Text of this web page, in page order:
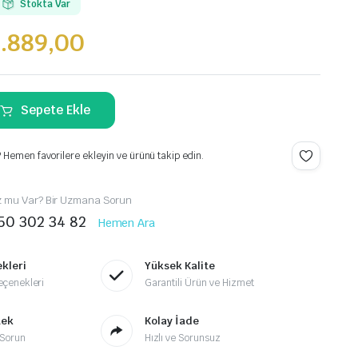
Stokta Var
Sepete Ekle
Hemen favorilere ekleyin ve ürünü takip edin.
mu Var? Bir Uzmana Sorun
302 34 82 Hemen Ara
Yüksek Kalite
Garantili Ürün ve Hizmet
Kolay İade
Hızlı ve Sorunsuz